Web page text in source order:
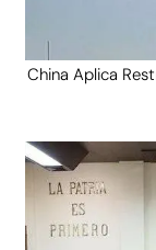
China Aplica